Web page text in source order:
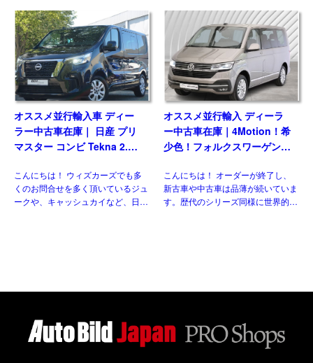
日本市場にひとつも正規導入されて
おりません。そのなかでも欧州で高
い評価を得ている国産メーカ […]
的な仕様があるのをご存じですか？
新世代ダウンサイジングユニットに
統一、クラス最強となるパワ […]
オススメ並行輸入車 ディー
ラー中古車在庫｜ 日産 プリ
マスター コンビ Tekna 2.0
ハンドル
こんにちは！ ウィズカーズでも多
くのお問合せを多く頂いているジュ
ークや、キャッシュカイなど、日本
オススメ並行輸入 ディーラ
ー中古車在庫｜4Motion！希
少色！フォルクスワーゲン
Six SWB 2.0TDI 204PS 7人
乗り 7DSG 左ハンドル
こんにちは！ オーダーが終了し、
新古車や中古車は品薄が続いていま
す。歴代のシリーズ同様に世界的に